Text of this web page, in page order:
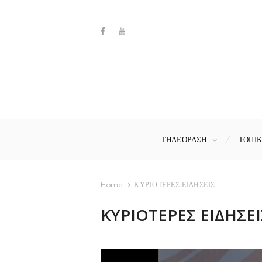
ΤΗΛΕΟΡΑΣΗ
Home ΚΥΡΙΟΤΕΡΕΣ ΕΙΔΗΣΕΙΣ
ΚΥΡΙΟΤΕΡΕΣ